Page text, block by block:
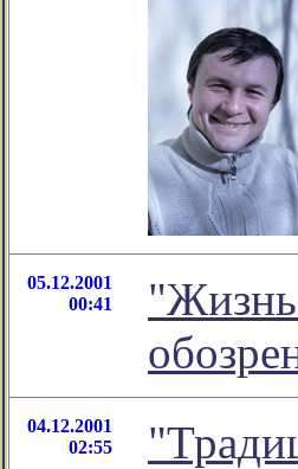
05.12.2001
00:41
"Жизнь
04.12.2001
02:55